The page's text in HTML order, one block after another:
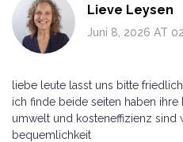
Lieve Leysen
Juni 8, 2026 AT
liebe leute lasst uns bitte
ich finde beide seiten haben
umwelt und kosteneffizienz sind
bequemlichkeit